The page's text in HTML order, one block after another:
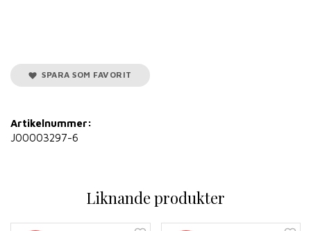
SPARA SOM FAVORIT
Artikelnummer:
J00003297-6
Liknande produkter